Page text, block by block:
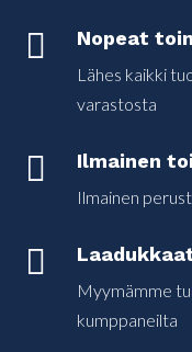
 Nopeat
Lähes kaikki
varastosta
 Ilmainen
Ilmainen

Myymämme
kumppaneilta